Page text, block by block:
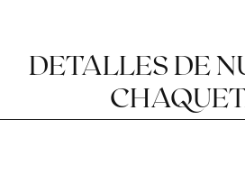
DETALLES DE